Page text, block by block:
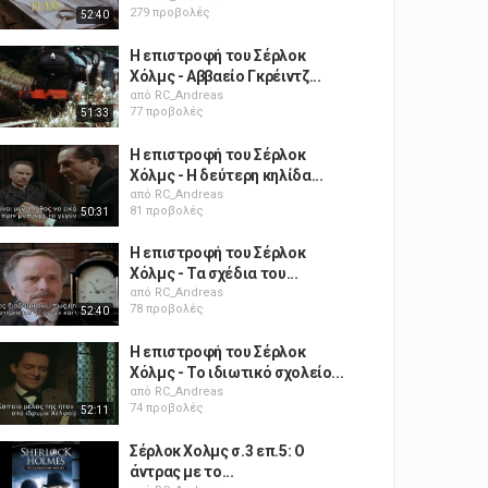
52:40
279 προβολές
51:33
Η επιστροφή του Σέρλοκ
Χόλμς - Αββαείο Γκρέιντζ...
από RC_Andreas
77 προβολές
50:31
Η επιστροφή του Σέρλοκ
Χόλμς - Η δεύτερη κηλίδα...
από RC_Andreas
81 προβολές
52:40
Η επιστροφή του Σέρλοκ
Χόλμς - Τα σχέδια του...
από RC_Andreas
78 προβολές
52:11
Η επιστροφή του Σέρλοκ
Χόλμς - Το ιδιωτικό σχολείο...
από RC_Andreas
74 προβολές
Σέρλοκ Χολμς σ.3 επ.5: Ο
άντρας με το...